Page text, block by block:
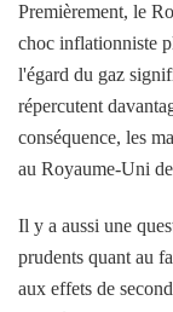
Premièrement, le
choc inflationniste
l'égard du gaz
répercutent
conséquence, les
au Royaume-Uni
Il y a aussi une
prudents quant au
aux effets de